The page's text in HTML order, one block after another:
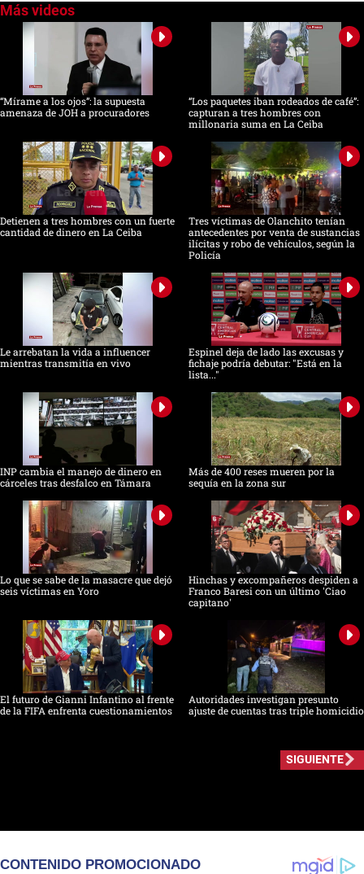
seconds
“Mírame a los ojos”: la supuesta
amenaza de JOH a procuradores
“Los paquetes iban rodeados de café”:
capturan a tres hombres con
millonaria suma en La Ceiba
Detienen a tres hombres con un fuerte
cantidad de dinero en La Ceiba
Tres víctimas de Olanchito tenían
antecedentes por venta de sustancias
ilícitas y robo de vehículos, según la
Policía
Le arrebatan la vida a influencer
mientras transmitía en vivo
Espinel deja de lado las excusas y
fichaje podría debutar: "Está en la
lista..."
INP cambia el manejo de dinero en
cárceles tras desfalco en Támara
Más de 400 reses mueren por la
sequía en la zona sur
Lo que se sabe de la masacre que dejó
seis víctimas en Yoro
Hinchas y excompañeros despiden a
Franco Baresi con un último 'Ciao
capitano'
El futuro de Gianni Infantino al frente
de la FIFA enfrenta cuestionamientos
Autoridades investigan presunto
ajuste de cuentas tras triple homicidio
SIGUIENTE
CONTENIDO PROMOCIONADO